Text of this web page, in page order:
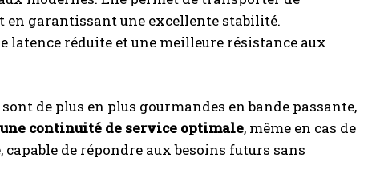
en garantissant une excellente stabilité.
réduite et une meilleure résistance aux
de plus en plus gourmandes en bande passante,
continuité de service optimale, même en cas de
de répondre aux besoins futurs sans